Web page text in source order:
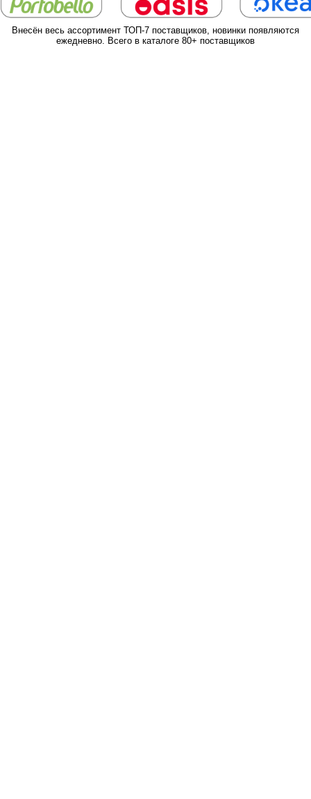
Внесён весь ассортимент ТОП-7 поставщиков, новинки появляются
ежедневно. Всего в каталоге 80+ поставщиков